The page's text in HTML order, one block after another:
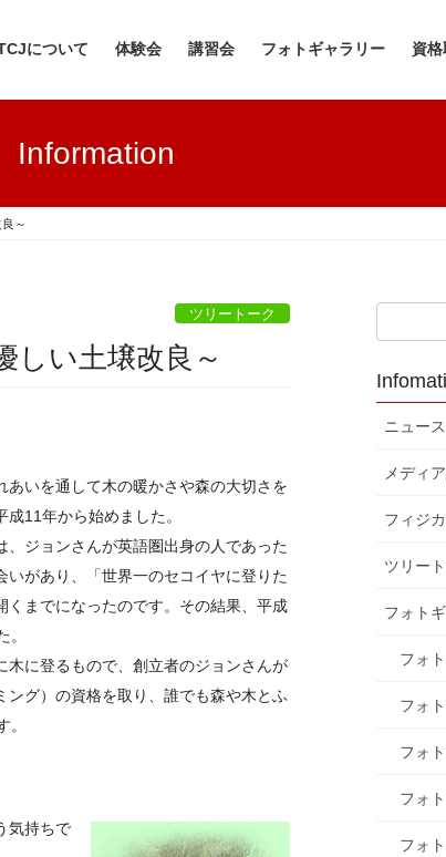
について 体験会 講習会 フォトギャラリー 資
Information
良～
ツリートーク
しい土壌改良～
いを通して木の暖かさや森の大切さを
11年から始めました。
ジョンさんが英語圏出身の人であった
があり、「世界一のセコイヤに登りた
までになったのです。その結果、平成
に登るもので、創立者のジョンさんが
グ）の資格を取り、誰でも森や木とふ
気持ちで
ニュース
メディ
フィジ
ツリー
フォト
フォ
フォ
フォ
フォ
フォ